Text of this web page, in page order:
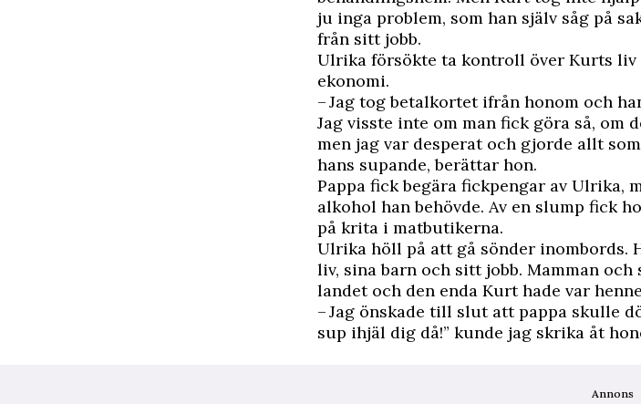
ju inga problem, som han själv såg på
från sitt jobb.
Ulrika försökte ta kontroll över Kurts liv
ekonomi.
– Jag tog betalkortet ifrån honom och
Jag visste inte om man fick göra så, om
men jag var desperat och gjorde allt
hans supande, berättar hon.
Pappa fick begära fickpengar av Ulrika,
alkohol han behövde. Av en slump fick
på krita i matbutikerna.
Ulrika höll på att gå sönder inombords.
liv, sina barn och sitt jobb. Mamman
landet och den enda Kurt hade var
– Jag önskade till slut att pappa skulle
sup ihjäl dig då!” kunde jag skrika åt
Annons